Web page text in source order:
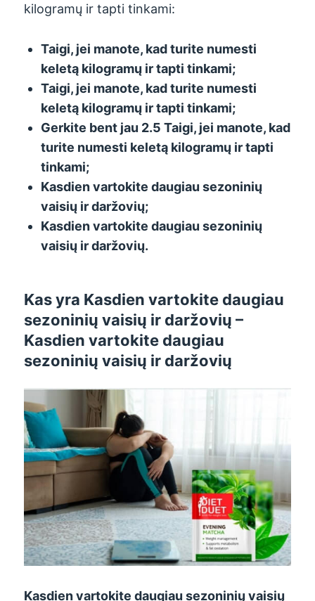
kilogramų ir tapti tinkami:
Taigi, jei manote, kad turite numesti
keletą kilogramų ir tapti tinkami;
Taigi, jei manote, kad turite numesti
keletą kilogramų ir tapti tinkami;
Gerkite bent jau 2.5 Taigi, jei manote, kad
turite numesti keletą kilogramų ir tapti
tinkami;
Kasdien vartokite daugiau sezoninių
vaisių ir daržovių;
Kasdien vartokite daugiau sezoninių
vaisių ir daržovių.
Kas yra Kasdien vartokite daugiau
sezoninių vaisių ir daržovių–
Kasdien vartokite daugiau
sezoninių vaisių ir daržovių
Kasdien vartokite daugiau sezoninių vaisių